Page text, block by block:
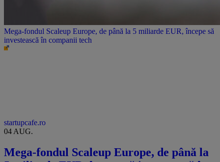
Mega-fondul Scaleup Europe, de până la 5 miliarde EUR, începe să
investească în companii tech
startupcafe.ro
04 AUG.
Mega-fondul Scaleup Europe, de până la